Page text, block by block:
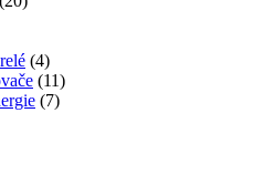
(4)
(11)
(7)